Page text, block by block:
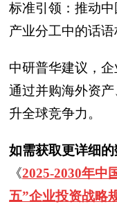
标准引领：推动
产业分工中的话语
中研普华建议，企
通过并购海外资
升全球竞争力。
如需获取更详细
《2025-2030年中
五”企业投资战略